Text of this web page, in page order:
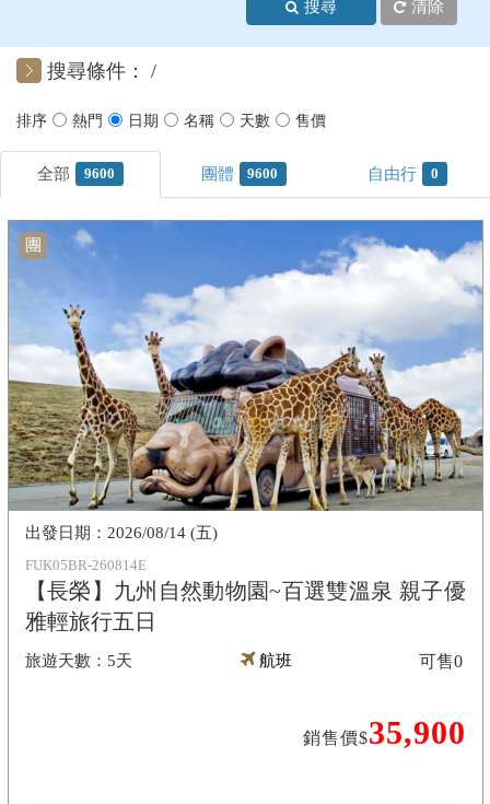
客製化行程
搜尋 清除
搜尋條件：
9600 9600 0
團
FUK05BR-260814E
【長榮】九州自然動物園~百選雙溫泉 親子優
雅輕旅行五日
5天
2026/08/14 (五)
航班
銷售價$35,900
可售0